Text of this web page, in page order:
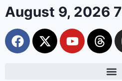
August 9, 2026